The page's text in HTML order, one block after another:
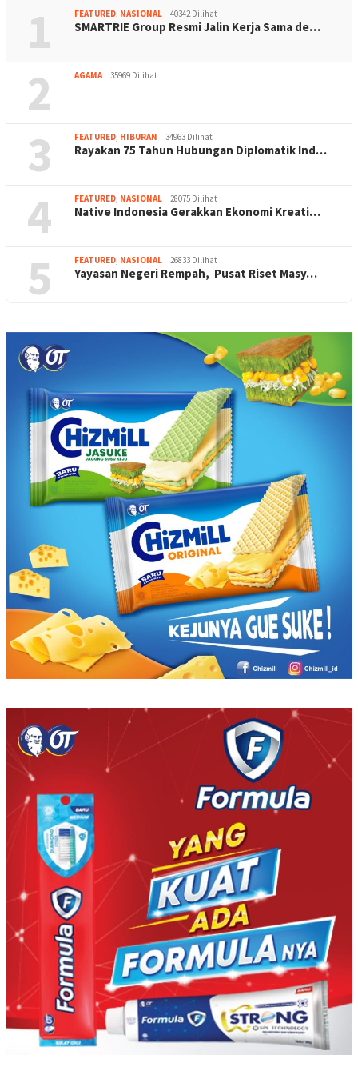
1 FEATURED, NASIONAL 40342 Dilihat
SMARTRIE Group Resmi Jalin Kerja Sama de…
2 AGAMA 35969 Dilihat
3 FEATURED, HIBURAN 34963 Dilihat
Rayakan 75 Tahun Hubungan Diplomatik Ind…
4 FEATURED, NASIONAL 28075 Dilihat
Native Indonesia Gerakkan Ekonomi Kreati…
5 FEATURED, NASIONAL 26833 Dilihat
Yayasan Negeri Rempah, Pusat Riset Masy…